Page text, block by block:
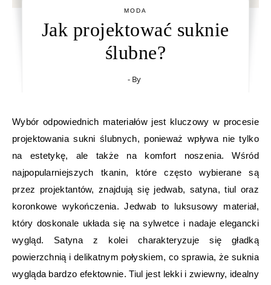
MODA
Jak projektować suknie
ślubne?
- By
Wybór odpowiednich materiałów jest kluczowy w procesie
projektowania sukni ślubnych, ponieważ wpływa nie tylko
na estetykę, ale także na komfort noszenia. Wśród
najpopularniejszych tkanin, które często wybierane są
przez projektantów, znajdują się jedwab, satyna, tiul oraz
koronkowe wykończenia. Jedwab to luksusowy materiał,
który doskonale układa się na sylwetce i nadaje elegancki
wygląd. Satyna z kolei charakteryzuje się gładką
powierzchnią i delikatnym połyskiem, co sprawia, że suknia
wygląda bardzo efektownie. Tiul jest lekki i zwiewny, idealny